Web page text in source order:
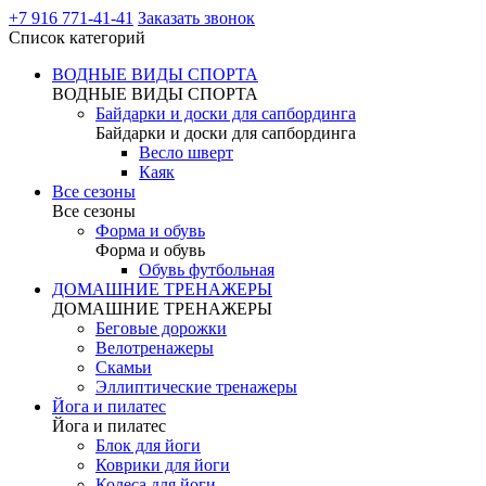
+7 916 771-41-41 Заказать звонок
Список категорий
ВОДНЫЕ ВИДЫ СПОРТА
ВОДНЫЕ ВИДЫ СПОРТА
Байдарки и доски для сапбординга
Байдарки и доски для сапбординга
Весло шверт
Каяк
Все сезоны
Все сезоны
Форма и обувь
Форма и обувь
Обувь футбольная
ДОМАШНИЕ ТРЕНАЖЕРЫ
ДОМАШНИЕ ТРЕНАЖЕРЫ
Беговые дорожки
Велотренажеры
Скамьи
Эллиптические тренажеры
Йога и пилатес
Йога и пилатес
Блок для йоги
Коврики для йоги